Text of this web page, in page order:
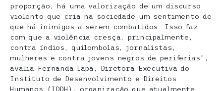
proporção, há uma valorização de um discurso
violento que cria na sociedade um sentimento de
que há inimigos a serem combatidos. Isso faz
com que a violência cresça, principalmente,
contra índios, quilombolas, jornalistas,
mulheres e contra jovens negros de periferias”,
avalia Fernanda Lapa, Diretora Executiva do
Instituto de Desenvolvimento e Direitos
Humanos (IDDH), organização que atualmente